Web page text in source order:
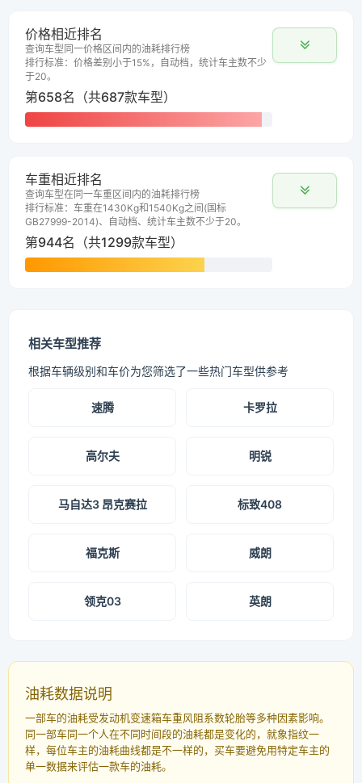
价格相近排名
查询车型同一价格区间内的油耗排行榜
排行标准：价格差别小于15%，自动档，统计车主数不少
于20。
第658名（共687款车型）
车重相近排名
查询车型在同一车重区间内的油耗排行榜
排行标准：车重在1430Kg和1540Kg之间(国标
GB27999-2014)、自动档、统计车主数不少于20。
第944名（共1299款车型）
相关车型推荐
根据车辆级别和车价为您筛选了一些热门车型供参考
速腾 卡罗拉
高尔夫 明锐
马自达3 昂克赛拉 标致408
福克斯 威朗
领克03 英朗
油耗数据说明
一部车的油耗受发动机变速箱车重风阻系数轮胎等多种因素影响。
同一部车同一个人在不同时间段的油耗都是变化的，就象指纹一
样，每位车主的油耗曲线都是不一样的，买车要避免用特定车主的
单一数据来评估一款车的油耗。